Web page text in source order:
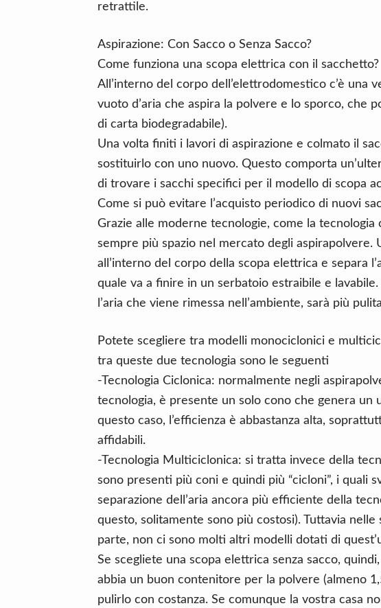
retrattile.
Aspirazione: Con Sacco o Senza Sacco?
Come funziona una scopa elettrica con il sacchetto?
All’interno del corpo dell’elettrodomestico c’è una
vuoto d’aria che aspira la polvere e lo sporco, che
di carta biodegradabile).
Una volta finiti i lavori di aspirazione e colmato il
sostituirlo con uno nuovo. Questo comporta
di trovare i sacchi specifici per il modello di scopa
Come si può evitare l’acquisto periodico di nuovi
Grazie alle moderne tecnologie, come la tecnologia
sempre più spazio nel mercato degli aspirapolvere.
all’interno del corpo della scopa elettrica e separa
quale va a finire in un serbatoio estraibile e
l’aria che viene rimessa nell’ambiente, sarà più
Potete scegliere tra modelli monociclonici e
tra queste due tecnologia sono le seguenti
-Tecnologia Ciclonica: normalmente negli
tecnologia, è presente un solo cono che genera un
questo caso, l’efficienza è abbastanza alta,
affidabili.
-Tecnologia Multiciclonica: si tratta invece della
sono presenti più coni e quindi più “cicloni”, i quali
separazione dell’aria ancora più efficiente della
questo, solitamente sono più costosi). Tuttavia
parte, non ci sono molti altri modelli dotati di
Se scegliete una scopa elettrica senza sacco,
abbia un buon contenitore per la polvere (almeno
pulirlo con costanza. Se comunque la vostra casa